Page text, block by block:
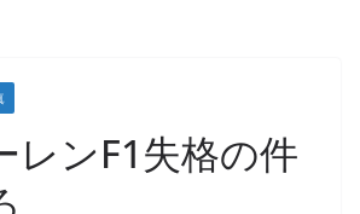
レンF1失格の件